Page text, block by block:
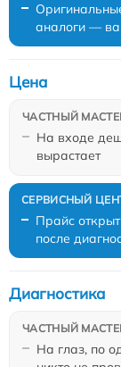
аналоги —
На входе
вырастает
Цена
Прайс
после
На глаз, по
Диагностика